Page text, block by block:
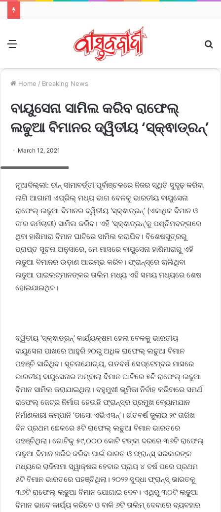
Home / Breaking News
ବାୟୁସେନା ସାମିଲ କରିବ ରାଫେଲ୍‌
ଲଢୁଆ ବିମାନର ଦ୍ୱିତୀୟ ‘ସ୍କ୍ଵାଡ୍ରନ୍‌’
March 12, 2021
ନୂଆଦିଲ୍ଲୀ: ଚୀନ୍‌ ସୀମାବର୍ତ୍ତୀ ପୂର୍ବାଞ୍ଚଳରେ ନିଜର ସ୍ଥିତି ସୁଦୃଢ଼ କରିବା
ଲାଗି ଆଗାମୀ ଏପ୍ରିଲ୍‌ ମଧ୍ୟ ଭାଗ ବେଳକୁ ଭାରତୀୟ ବାୟୁସେନା
ରାଫେଲ୍‌ ଲଢୁଆ ବିମାନର ଦ୍ୱିତୀୟ ‘ସ୍କ୍ଵାଡ୍ରନ୍‌’ (ଏକାଧିକ ବିମାନ ଓ
ତା’ର କର୍ମଚାରୀ) ସାମିଲ କରିବ। ଏହି ‘ସ୍କ୍ଵାଡ୍ରନ୍‌’କୁ ପଶ୍ଚିମବଙ୍ଗରେ
ଥିବା ହାଶିମାରା ବିମାନ ଘାଟିରେ ସାମିଲ କରାଯିବ। ବିଶେଷସୂତ୍ରରୁ
ପ୍ରାପ୍ତ ସୂଚନା ଅନୁସାରେ, ମେ ମାସରେ ବାୟୁସେନା ହାଶିମାରାରୁ ଏହି
ଲଢୁଆ ବିମାନର ଉଡ଼ାଣ ଆରମ୍ଭ କରିବ। ଫ୍ରାନ୍‌ସ୍‌ରେ ଚାଲିଥିବା
ଲଢୁଆ ପାଇଲଟ୍‌ମାନଙ୍କର ତାଲିମ ମଧ୍ୟ ଏହି ସମୟ ମଧ୍ୟରେ ଶେଷ
ହୋଇଯାଇଥିବ।
ଦ୍ୱିତୀୟ ‘ସ୍କ୍ଵାଡ୍ରନ୍‌’ କାର୍ଯ୍ୟକ୍ଷମ ହେଲା ବେଳକୁ ଭାରତୀୟ
ବାୟୁସେନା ପାଖରେ ଆହୁରି ୨୦ରୁ ଅଧିକ ରାଫେଲ୍‌ ଲଢୁଆ ବିମାନ
ପହଞ୍ଚି ସାରିଥିବ। ସୂଚନାଯୋଗ୍ୟ, ଗତବର୍ଷ ସେପ୍ଟେମ୍ବର ମାସରେ
ଭାରତୀୟ ବାୟୁସେନାର ଅମ୍ବାଲା ବିମାନ ଘାଟିରେ ୫ଟି ରାଫେଲ୍‌ ଲଢୁଆ
ବିମାନ ସାମିଲ କରାଯାଇଥିଲା। ବହୁମୁଖୀ ଭୂମିକା ନିର୍ବାହ କରିବାରେ ସମର୍ଥ
ରାଫେଲ୍‌ ଜେଟ୍‌ର ନିର୍ମାତା ହେଉଛି ଫ୍ରାନ୍‌ସ୍‌ର ପ୍ରମୁଖ ବ୍ୟୋମଯାନ
ନିର୍ମାଣକାରୀ କମ୍ପାନି ‘ଡାସୋ ଏଭିଏସନ୍‌’। ଗତବର୍ଷ ଜୁଲାଇ ୨୯ ତାରିଖ
ଦିନ ପ୍ରଥମ ଛେକରେ ୫ଟି ରାଫେଲ୍‌ ଲଢୁଆ ବିମାନ ଭାରତରେ
ପହଞ୍ଚିଥିଲା। ଗୋଟିକୁ ୫୯,୦୦୦ କୋଟି ଟଙ୍କା ଦରରେ ୩୬ଟି ରାଫେଲ୍‌
ଲଢୁଆ ବିମାନ ଖରିଦ କରିବା ପାଇଁ ଭାରତ ଓ ଫ୍ରାନ୍‌ସ୍‌ ସରକାରଙ୍କ
ମଧ୍ୟରେ ରାଜିନାମା ସ୍ୱାକ୍ଷର ହେବାର ପ୍ରାୟ ୪ ବର୍ଷ ପରେ ପ୍ରଥମ
୫ଟି ବିମାନ ଭାରତରେ ପହଞ୍ଚିଥିଲା। ୨୦୨୨ ସୁଦ୍ଧା ଫ୍ରାନ୍‌ସ୍‌ ଭାରତକୁ
୩୬ଟି ରାଫେଲ୍‌ ଲଢୁଆ ବିମାନ ଯୋଗାଇ ଦେବ। ଏଥିରୁ ୩୦ଟି ଲଢୁଆ
ବିମାନ ଭାବେ କାର୍ଯ୍ୟ କରିବେ ଓ ବାକି ୬ଟି ତାଲିମ୍‌ ଦେବାରେ ବ୍ୟବହାର